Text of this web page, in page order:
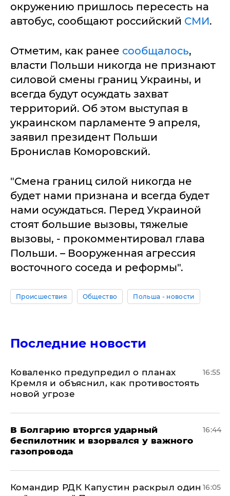
окружению пришлось пересесть на
автобус, сообщают российский СМИ.
Отметим, как ранее сообщалось,
власти Польши никогда не признают
силовой смены границ Украины, и
всегда будут осуждать захват
территорий. Об этом выступая в
украинском парламенте 9 апреля,
заявил президент Польши
Бронислав Коморовский.
"Смена границ силой никогда не
будет нами признана и всегда будет
нами осуждаться. Перед Украиной
стоят большие вызовы, тяжелые
вызовы, - прокомментировал глава
Польши. – Вооруженная агрессия
восточного соседа и реформы".
Происшествия Общество Польша - новости
Последние новости
Коваленко предупредил о планах
Кремля и объяснил, как противостоять
новой угрозе
16:55
В Болгарию вторгся ударный
беспилотник и взорвался у важного
газопровода
16:44
Командир РДК Капустин раскрыл один 16:05